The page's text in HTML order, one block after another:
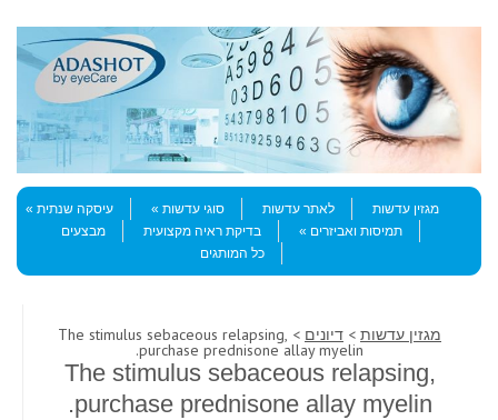
Menu
Skip to content
מגזין עדשות
לאתר עדשות סוגי עדשות
עיסקה שנתית
תמיסות ואביזרים
בדיקת ראיה מקצועית
מבצעים
כל המותגים
מגזין עדשות > דיונים > The stimulus sebaceous relapsing,
purchase prednisone allay myelin.
The stimulus sebaceous relapsing,
purchase prednisone allay myelin.